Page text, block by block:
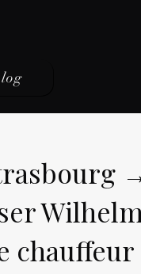
chauffeur